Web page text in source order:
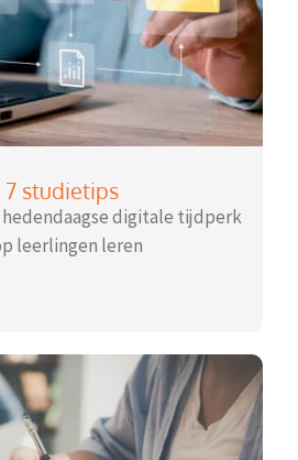
studietips
digitale tijdperk
leerlingen leren